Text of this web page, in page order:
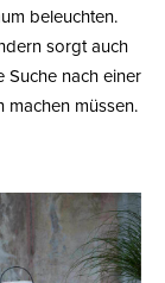
beleuchten.
sorgt auch
Suche nach einer
machen müssen.